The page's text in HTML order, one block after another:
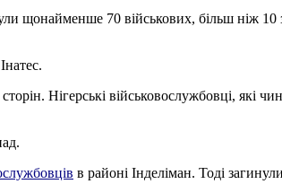
щонайменше 70 військових, більш ніж
Нігерські військовослужбовці, які
в районі Інделіман. Тоді